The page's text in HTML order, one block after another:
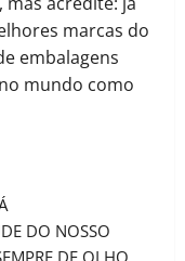
marcas do
embalagens
mundo como
DO NOSSO